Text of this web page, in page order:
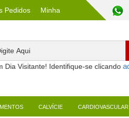
Pedidos Minha
Dia Visitante! Identifique-se clicando
CALVÍCIE CARDIOVASCULAR